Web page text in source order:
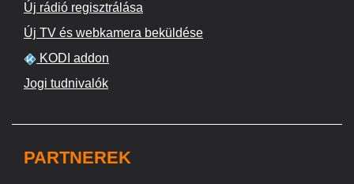
Új rádió regisztrálása
Új TV és webkamera beküldése
KODI addon
Jogi tudnivalók
PARTNEREK